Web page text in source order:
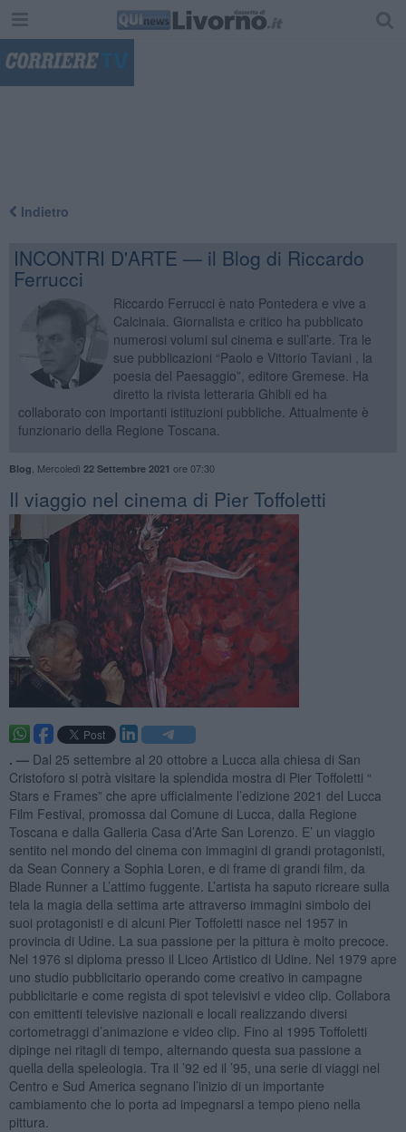
Indietro
INCONTRI D'ARTE — il Blog di Riccardo
Ferrucci
Riccardo Ferrucci è nato Pontedera e vive a
Calcinaia. Giornalista e critico ha pubblicato
numerosi volumi sul cinema e sull’arte. Tra le
sue pubblicazioni “Paolo e Vittorio Taviani , la
poesia del Paesaggio”, editore Gremese. Ha
diretto la rivista letteraria Ghibli ed ha
collaborato con importanti istituzioni pubbliche. Attualmente è
funzionario della Regione Toscana.
Blog Mercoledì 22 Settembre 2021 ore 07:30
​Il viaggio nel cinema di Pier Toffoletti
. — Dal 25 settembre al 20 ottobre a Lucca alla chiesa di San
Cristoforo si potrà visitare la splendida mostra di Pier Toffoletti “
Stars e Frames” che apre ufficialmente l’edizione 2021 del Lucca
Film Festival, promossa dal Comune di Lucca, dalla Regione
Toscana e dalla Galleria Casa d’Arte San Lorenzo. E’ un viaggio
sentito nel mondo del cinema con immagini di grandi protagonisti,
da Sean Connery a Sophia Loren, e di frame di grandi film, da
Blade Runner a L’attimo fuggente. L’artista ha saputo ricreare sulla
tela la magia della settima arte attraverso immagini simbolo dei
suoi protagonisti e di alcuni Pier Toffoletti nasce nel 1957 in
provincia di Udine. La sua passione per la pittura è molto precoce.
Nel 1976 si diploma presso il Liceo Artistico di Udine. Nel 1979 apre
uno studio pubblicitario operando come creativo in campagne
pubblicitarie e come regista di spot televisivi e video clip. Collabora
con emittenti televisive nazionali e locali realizzando diversi
cortometraggi d’animazione e video clip. Fino al 1995 Toffoletti
dipinge nei ritagli di tempo, alternando questa sua passione a
quella della speleologia. Tra il ’92 ed il ’95, una serie di viaggi nel
Centro e Sud America segnano l’inizio di un importante
cambiamento che lo porta ad impegnarsi a tempo pieno nella
pittura.